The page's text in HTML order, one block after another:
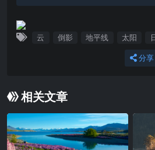
云 倒影 地平线 太阳
分享
相关文章